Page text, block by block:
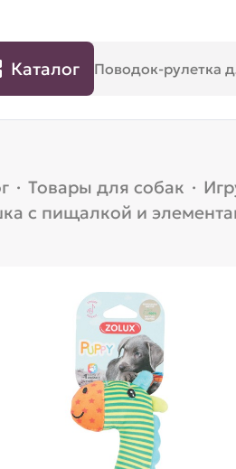
Каталог
· Товары для собак ·
с пищалкой и